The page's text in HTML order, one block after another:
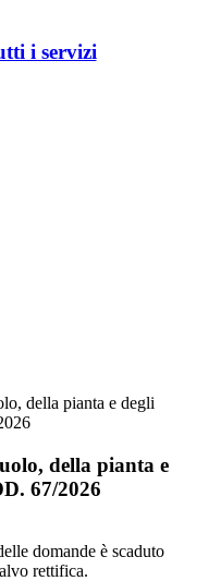
i servizi
della pianta e degli
della pianta e
67/2026
domande è scaduto
rettifica.